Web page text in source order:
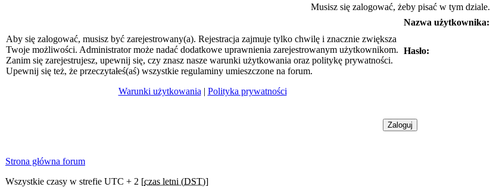
Musisz się zalogować, żeby pisać w tym dziale.
Aby się zalogować, musisz być zarejestrowany(a). Rejestracja zajmuje tylko chwilę i znacznie zwiększa
Twoje możliwości. Administrator może nadać dodatkowe uprawnienia zarejestrowanym użytkownikom.
Zanim się zarejestrujesz, upewnij się, czy znasz nasze warunki użytkowania oraz politykę prywatności.
Upewnij się też, że przeczytałeś(aś) wszystkie regulaminy umieszczone na forum.
Warunki użytkowania | Polityka prywatności
Nazwa użytkownika:
Hasło:
Strona główna forum
Wszystkie czasy w strefie UTC + 2 [czas letni (DST)]